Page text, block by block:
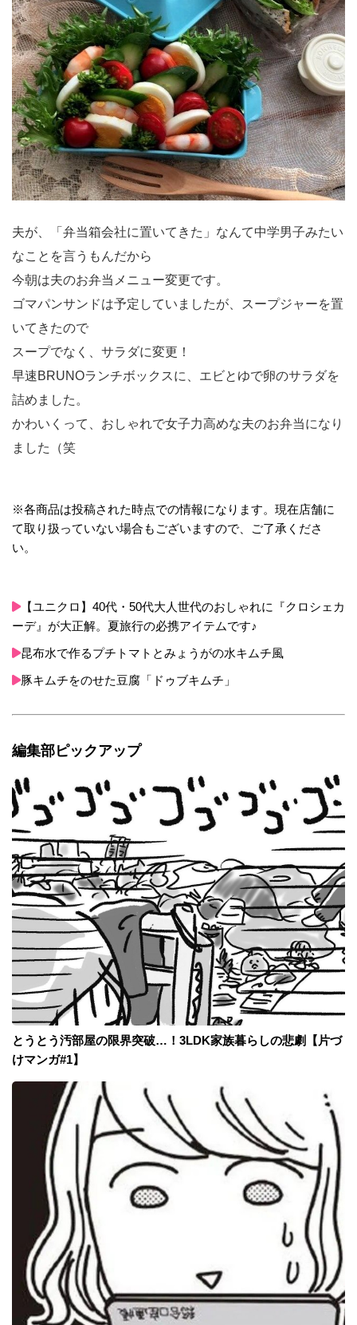
夫が、「弁当箱会社に置いてきた」なんて中学男子みたい
なことを言うもんだから
今朝は夫のお弁当メニュー変更です。
ゴマパンサンドは予定していましたが、スープジャーを置
いてきたので
スープでなく、サラダに変更！
早速BRUNOランチボックスに、エビとゆで卵のサラダを
詰めました。
かわいくって、おしゃれで女子力高めな夫のお弁当になり
ました（笑
※各商品は投稿された時点での情報になります。現在店舗に
て取り扱っていない場合もございますので、ご了承くださ
い。
【ユニクロ】40代・50代大人世代のおしゃれに『クロシェカ
ーデ』が大正解。夏旅行の必携アイテムです♪
昆布水で作るプチトマトとみょうがの水キムチ風
豚キムチをのせた豆腐「ドゥブキムチ」
編集部ピックアップ
とうとう汚部屋の限界突破…！3LDK家族暮らしの悲劇【片づ
けマンガ#1】